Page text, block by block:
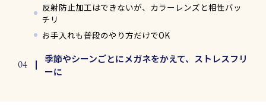
反射防止加工はできないが、カラーレンズと相性バッ
チリ
お手入れも普段のやり方だけでOK
季節やシーンごとにメガネをかえて、ストレスフリ
ーに